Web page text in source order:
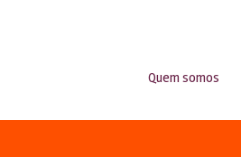
Quem somos